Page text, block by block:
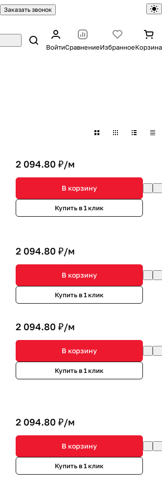
Заказать звонок
ВойтиСравнениеИзбранноеКорзина
2 094.80 ₽/м
В корзину
Купить в 1 клик
2 094.80 ₽/м
В корзину
Купить в 1 клик
2 094.80 ₽/м
В корзину
Купить в 1 клик
2 094.80 ₽/м
В корзину
Купить в 1 клик